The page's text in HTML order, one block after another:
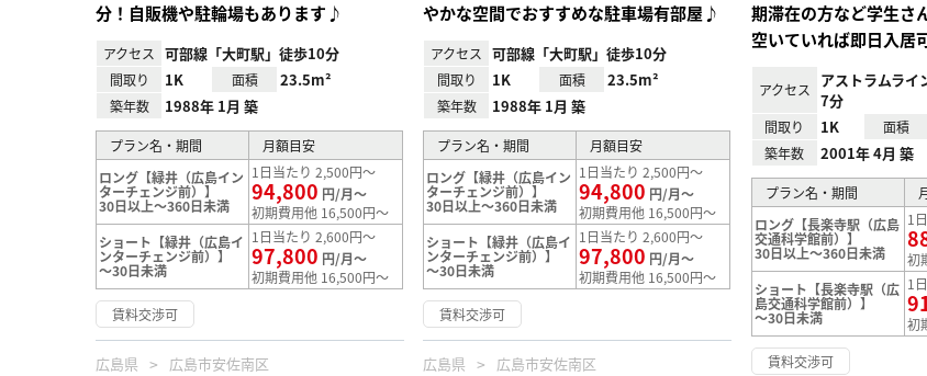
分！自販機や駐輪場もあります♪
アクセス 可部線「大町駅」徒歩10分
間取り 1K 面積 23.5m²
築年数 1988年 1月 築
プラン名・期間
月額目安
ロング【緑井（広島イン
ターチェンジ前）】
30日以上～360日未満
1日当たり 2,500円～
94,800 円/月～
初期費用他 16,500円～
ショート【緑井（広島イ
ンターチェンジ前）】
～30日未満
1日当たり 2,600円～
97,800 円/月～
初期費用他 16,500円～
賃料交渉可
広島県 広島市安佐南区
やかな空間でおすすめな駐車場有部屋♪
アクセス 可部線「大町駅」徒歩10分
間取り 1K 面積 23.5m²
築年数 1988年 1月 築
プラン名・期間
月額目安
ロング【緑井（広島イン
ターチェンジ前）】
30日以上～360日未満
1日当たり 2,500円～
94,800 円/月～
初期費用他 16,500円～
ショート【緑井（広島イ
ンターチェンジ前）】
～30日未満
1日当たり 2,600円～
97,800 円/月～
初期費用他 16,500円～
賃料交渉可
広島県 広島市安佐南区
期滞在の方など学生さ
空いていれば即日入居
アクセス
アストラムライ
7分
間取り 1K 面積
築年数 2001年 4月 築
プラン名・期間
ロング【長楽寺駅（広島
交通科学館前）】
30日以上～360日未満
1
初
ショート【長楽寺駅（広
島交通科学館前）】
～30日未満
1
初
賃料交渉可